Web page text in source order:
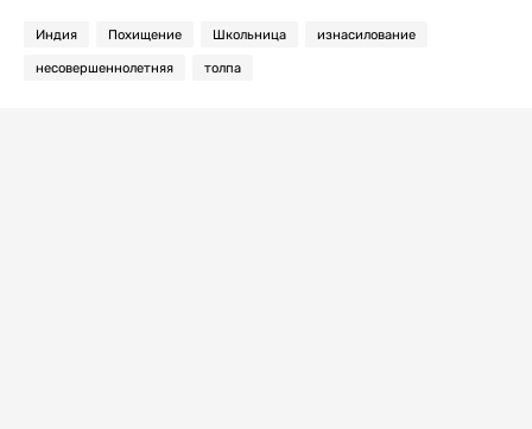
Индия Похищение Школьница изнасилование
несовершеннолетняя толпа